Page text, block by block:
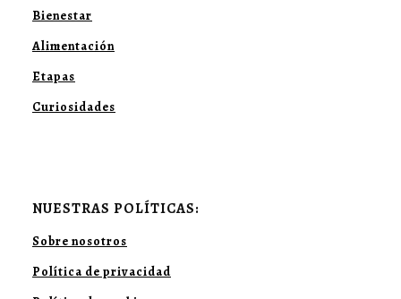
Bienestar
Alimentación
Etapas
Curiosidades
NUESTRAS POLÍTICAS:
Sobre nosotros
Política de privacidad